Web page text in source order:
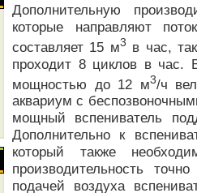
Дополнительную
которые направляют
составляет 15 м3 в час,
проходит 8 циклов в час.
мощностью до 12 м3/ч
аквариум с
мощный вспениватель
Дополнительно к
который также
производительность
подачей воздуха